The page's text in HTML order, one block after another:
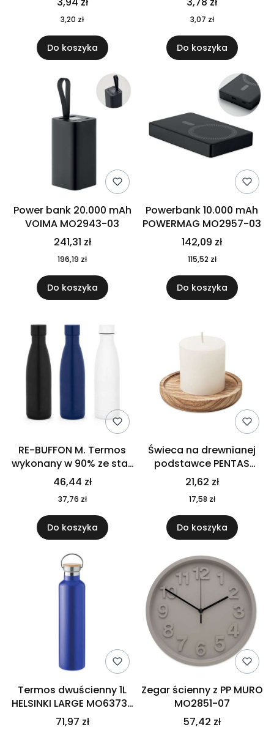
3,20 zł
Do koszyka
3,07 zł
Do koszyka
Power bank 20.000 mAh
VOIMA MO2943-03
241,31 zł
196,19 zł
Do koszyka
Powerbank 10.000 mAh
POWERMAG MO2957-03
142,09 zł
115,52 zł
Do koszyka
RE-BUFFON M. Termos
wykonany w 90% ze stali
nierdzewnej
pochodzącej z
recyklingu 520 ml 94294
46,44 zł
37,76 zł
Do koszyka
Świeca na drewnianej
podstawce PENTAS
MO6282-40
21,62 zł
17,58 zł
Do koszyka
Termos dwuścienny 1L
HELSINKI LARGE MO6373-
04
71,97 zł
Zegar ścienny z PP MURO
MO2851-07
57,42 zł